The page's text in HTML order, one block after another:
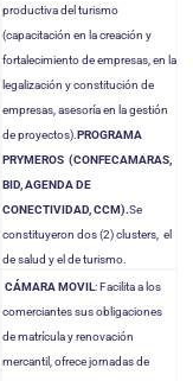
productiva del turismo
(capacitación en la creación y
fortalecimiento de empresas, en la
legalización y constitución de
empresas, asesoría en la gestión
de proyectos). PROGRAMA
PRYMEROS (CONFECAMARAS,
BID, AGENDA DE
CONECTIVIDAD, CCM).Se
constituyeron dos (2) clusters, el
de salud y el de turismo.
CÁMARA MOVIL: Facilita a los
comerciantes sus obligaciones
de matrícula y renovación
mercantil, ofrece jornadas de